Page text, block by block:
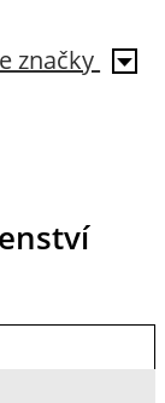
značky